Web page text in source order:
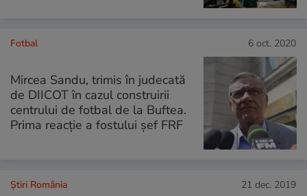
Fotbal 6 oct. 2020
Mircea Sandu, trimis în judecată
de DIICOT în cazul construirii
centrului de fotbal de la Buftea.
Prima reacție a fostului șef FRF
Știri România 21 dec. 2019